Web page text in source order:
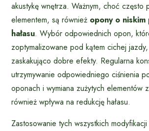
akustykę wnętrza. Ważnym, choć często
elementem, są również opony o niskim
hałasu. Wybór odpowiednich opon,
zoptymalizowane pod kątem cichej
zaskakująco dobre efekty. Regularna
utrzymywanie odpowiedniego ciśnienia
oponach i wymiana zużytych elementów
również wpływa na redukcję hałasu.
Zastosowanie tych wszystkich